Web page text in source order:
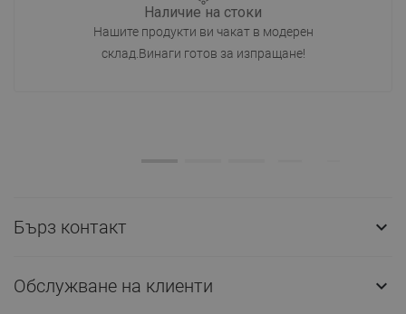
Наличие на стоки
Нашите продукти ви чакат в модерен
склад.Винаги готов за изпращане!
Бърз контакт 
Обслужване на клиенти 